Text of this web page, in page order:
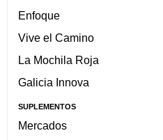
Enfoque
Vive el Camino
La Mochila Roja
Galicia Innova
SUPLEMENTOS
Mercados